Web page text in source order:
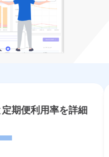
期便利用率を詳細